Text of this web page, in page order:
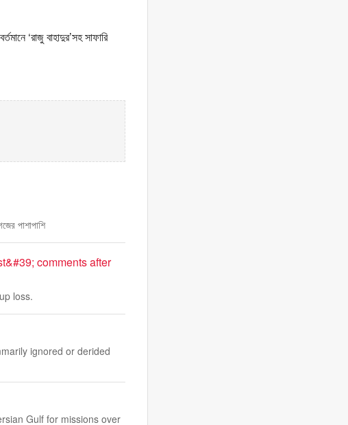
‘রাজু বাহাদুর’সহ সাফারি
পাশাপাশি
comments after
loss.
ignored or derided
Gulf for missions over